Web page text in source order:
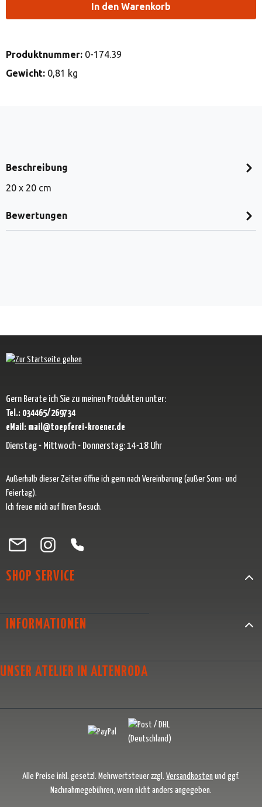
In den Warenkorb
Produktnummer: 0-174.39
Gewicht: 0,81 kg
Beschreibung
20 x 20 cm
Bewertungen
Gern Berate ich Sie zu meinen Produkten unter:
Tel.: 034465/269734
eMail: mail@toepferei-kroener.de
Dienstag - Mittwoch - Donnerstag: 14-18 Uhr
Außerhalb dieser Zeiten öffne ich gern nach Vereinbarung (außer Sonn- und
Feiertag).
Ich freue mich auf Ihren Besuch.
Besuche uns auf Facebook – öffnet in neuem Tab (externer Link)
Schau auf Instagram vorbei – öffnet in neuem Tab (externer Link)
Lass dich auf Pinterest inspirieren – öffnet in neuem Tab
Folge uns auf X – öffnet in neuem Tab (externer Link)
SHOP SERVICE
INFORMATIONEN
UNSER ATELIER IN ALTENRODA
Alle Preise inkl. gesetzl. Mehrwertsteuer zzgl. Versandkosten und ggf.
Nachnahmegebühren, wenn nicht anders angegeben.